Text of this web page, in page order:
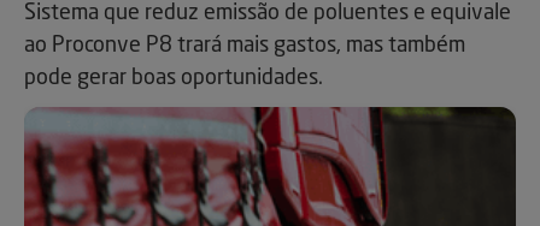
Sistema que reduz emissão de poluentes e equivale
ao Proconve P8 trará mais gastos, mas também
pode gerar boas oportunidades.